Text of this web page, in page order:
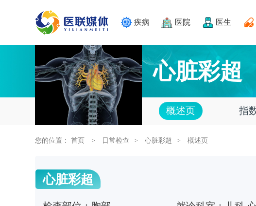
疾病 医院 医生
心脏彩超
概述页 指
您的位置： 首页 > 日常检查 > 心脏彩超 > 概述页
心脏彩超